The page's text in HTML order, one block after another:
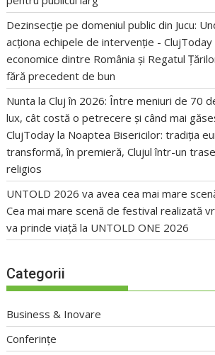
Dezinsecție pe domeniul public din Jucu:
acționa echipele de intervenție - ClujToday
economice dintre România și Regatul
fără precedent de bun
Nunta la Cluj în 2026: Între meniuri de 70
lux, cât costă o petrecere și când mai
ClujToday la Noaptea Bisericilor: tradiția
transformă, în premieră, Clujul într-un
religios
UNTOLD 2026 va avea cea mai mare
Cea mai mare scenă de festival realizată
va prinde viață la UNTOLD ONE 2026
Categorii
Business & Inovare
Conferințe